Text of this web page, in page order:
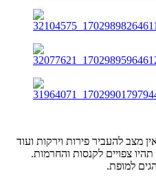
מצב להעביר פירות וירקות ועוד
צפויים לקנסות והחרמות.
למופת.